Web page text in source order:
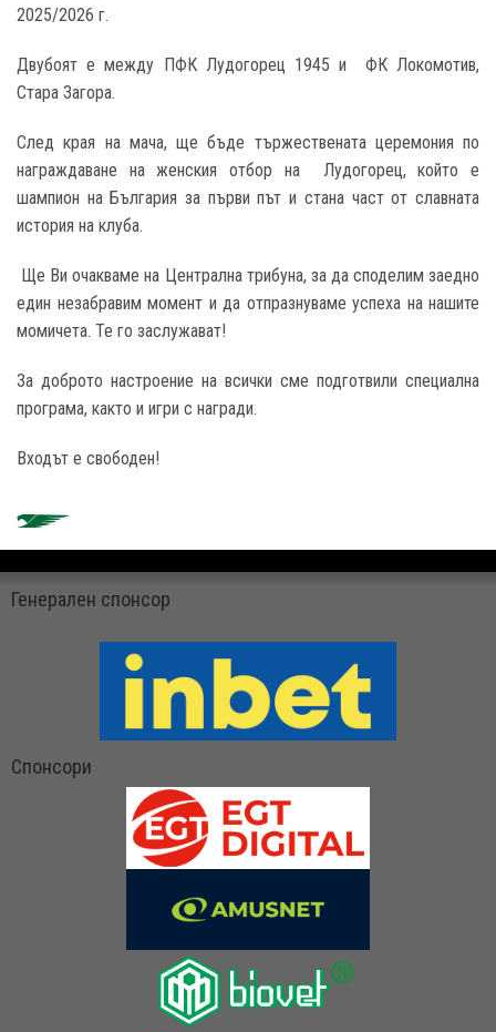
2025/2026 г.
Двубоят е между ПФК Лудогорец 1945 и ФК Локомотив,
Стара Загора.
След края на мача, ще бъде тържествената церемония по
награждаване на женския отбор на Лудогорец, който е
шампион на България за първи път и стана част от славната
история на клуба.
Ще Ви очакваме на Централна трибуна, за да споделим заедно
един незабравим момент и да отпразнуваме успеха на нашите
момичета. Те го заслужават!
За доброто настроение на всички сме подготвили специална
програма, както и игри с награди.
Входът е свободен!
Генерален спонсор
Спонсори